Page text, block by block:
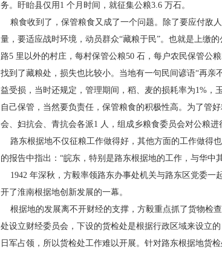
务。盱眙县仅用1 个月时间，就征集公粮3.6 万石。
粮食收到了，保管粮食又成了一个问题。除了要应付敌
量，要适应战时环境，动员群众“藏粮于民”。也就是上缴
路5 里以外的村庄，每村保管公粮50 石，每户农民保管公
找到了藏粮处，损失也比较小。当地有一句民间谚语“再亲
益受损，当时还规定，管理期间，稻、麦的损耗率为1%，
自己保管，当然要负责任，保管粮食的积极性高。为了管
会、妇抗会、青抗会各派1 人，组成乡粮食委员会对公粮进
路东根据地不仅征粮工作做得好，其他方面的工作做得
的报告中指出：“皖东，特别是路东根据地的工作，与华中
1942 年深秋，方毅率领路东办事处机关与路东区 党委一
开了淮南根据地创新发展的一幕。
根据地的发展离不开财经的支撑，方毅重点抓了货物检
处设立财经委员会，下设的货检处是根据行政区域来设立
日军占领，所以货检处工作难以开展。针对路东根据地货